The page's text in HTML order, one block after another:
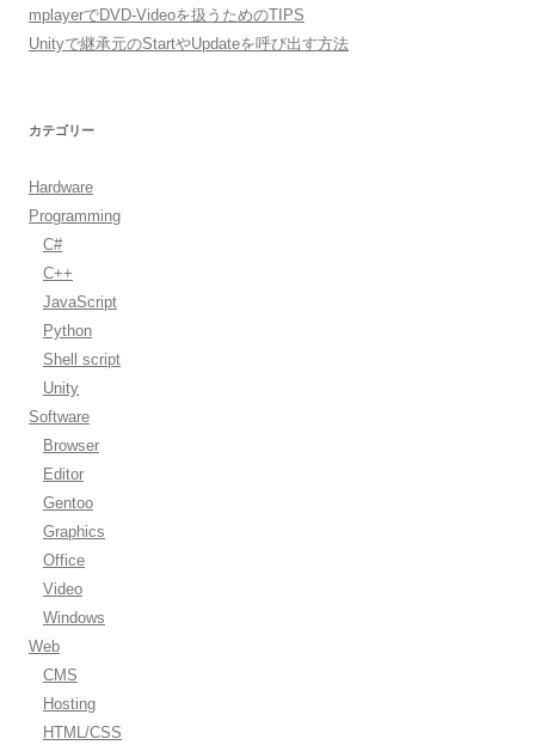
mplayerでDVD-Videoを扱うためのTIPS
Unityで継承元のStartやUpdateを呼び出す方法
カテゴリー
Hardware
Programming
C#
C++
JavaScript
Python
Shell script
Unity
Software
Browser
Editor
Gentoo
Graphics
Office
Video
Windows
Web
CMS
Hosting
HTML/CSS